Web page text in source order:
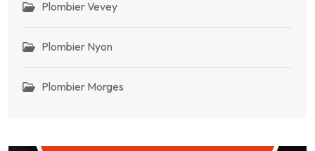
Plombier Vevey
Plombier Nyon
Plombier Morges